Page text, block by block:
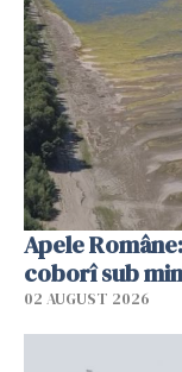
Apele
coborî sub
02 AUGUST 2026